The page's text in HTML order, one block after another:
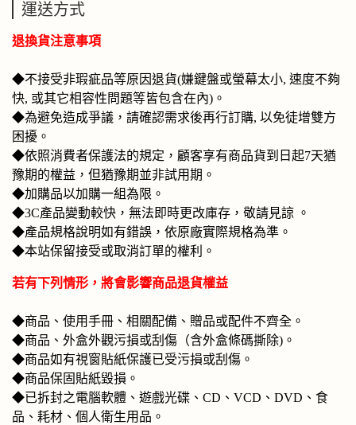
運送方式
退換貨注意事項
◆不接受非瑕疵品等原因退貨(嫌鍵盤或螢幕太小, 速度不夠
快, 或其它相容性問題等皆包含在內)。
◆為避免造成爭議，請確認需求後再行訂購, 以免徒增雙方
困擾。
◆依照消費者保護法的規定，顧客享有商品貨到日起7天猶
豫期的權益，但猶豫期並非試用期。
◆加購品以加購一組為限。
◆3C產品變動較快，無法即時更改庫存，敬請見諒 。
◆產品規格說明如有錯誤，依原廠實際規格為準。
◆本站保留接受或取消訂單的權利。
若有下列情形，將會影響商品退貨權益
◆商品、使用手冊、相關配備、贈品或配件不齊全。
◆商品、外盒外觀污損或刮傷（含外盒條碼撕除)。
◆商品如有視窗貼紙保護已受污損或刮傷。
◆商品保固貼紙毀損。
◆已拆封之電腦軟體、遊戲光碟、CD、VCD、DVD、食
品、耗材、個人衛生用品。